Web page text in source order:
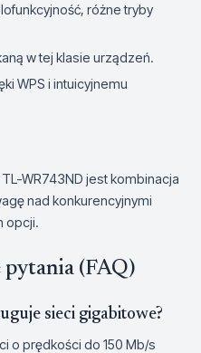
różne tryby
w tej klasie urządzeń.
WPS i intuicyjnemu
WR743ND jest kombinacja
nad konkurencyjnymi
opcji.
pytania (FAQ)
sieci gigabitowe?
o prędkości do 150 Mb/s